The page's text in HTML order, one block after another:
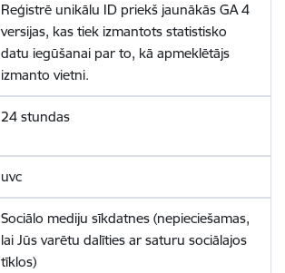
Reģistrē unikālu ID priekš jaunākās GA 4
versijas, kas tiek izmantots statistisko
datu iegūšanai par to, kā apmeklētājs
izmanto vietni.
24 stundas
uvc
Sociālo mediju sīkdatnes (nepieciešamas,
lai Jūs varētu dalīties ar saturu sociālajos
tīklos)